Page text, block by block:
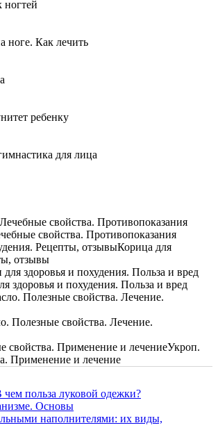
ногтей
ноге. Как лечить
ребенку
для лица
свойства. Противопоказания
Корица для
отзывы
здоровья и похудения. Польза и вред
Полезные свойства. Лечение.
Укроп.
Применение и лечение
польза луковой одежки?
Основы
наполнителями: их виды,